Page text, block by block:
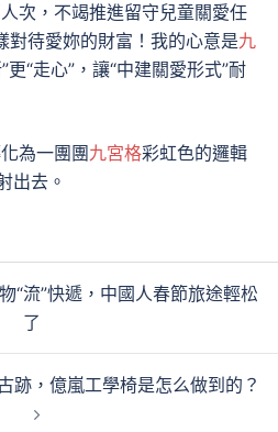
次，不竭推進留守兒童關愛任
待愛妳的財富！我的心意是九
“走心”，讓“中建關愛形式”耐
為一團團九宮格彩虹色的邏輯
出去。
“流”快遞，中國人春節旅途輕松
了
跡，億嵐工學椅是怎么做到的？